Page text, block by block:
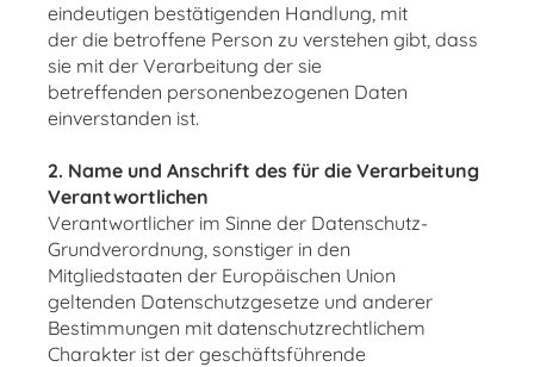
eindeutigen bestätigenden Handlung, mit
der die betroffene Person zu verstehen gibt, dass
sie mit der Verarbeitung der sie
betreffenden personenbezogenen Daten
einverstanden ist.
2. Name und Anschrift des für die Verarbeitung
Verantwortlichen
Verantwortlicher im Sinne der Datenschutz-
Grundverordnung, sonstiger in den
Mitgliedstaaten der Europäischen Union
geltenden Datenschutzgesetze und anderer
Bestimmungen mit datenschutzrechtlichem
Charakter ist der geschäftsführende